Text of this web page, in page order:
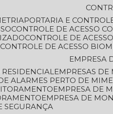
PORTARIA E
CONTROLE DE ACESSO
CONTROLE DE
CONTROLE DE ACESSO
RESIDENCIAL
EMPRESAS
ALARMES PERTO DE MIM
EMPRESA DE
EMPRESA DE
SEGURANÇA